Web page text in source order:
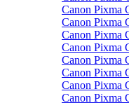
Canon Pixma
Canon Pixma
Canon Pixma
Canon Pixma
Canon Pixma
Canon Pixma
Canon Pixma
Canon Pixma